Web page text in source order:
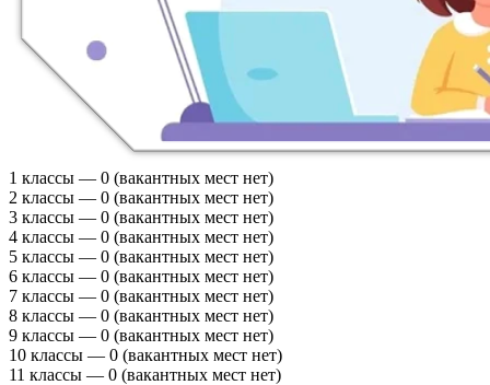
1 классы — 0 (вакантных мест нет)
2 классы — 0 (вакантных мест нет)
3 классы — 0 (вакантных мест нет)
4 классы — 0 (вакантных мест нет)
5 классы — 0 (вакантных мест нет)
6 классы — 0 (вакантных мест нет)
7 классы — 0 (вакантных мест нет)
8 классы — 0 (вакантных мест нет)
9 классы — 0 (вакантных мест нет)
10 классы — 0 (вакантных мест нет)
11 классы — 0 (вакантных мест нет)